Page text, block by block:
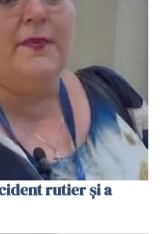
rutier și a